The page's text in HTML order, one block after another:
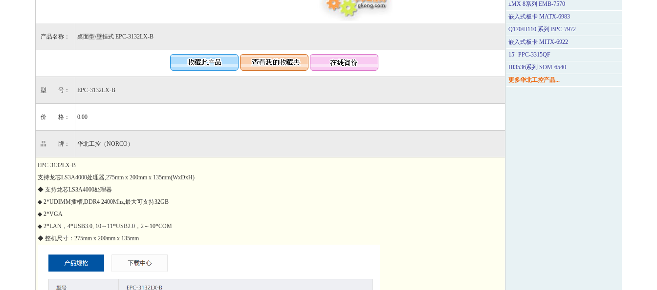
产品名称： 桌面型/壁挂式 EPC-3132LX-B
型 号： EPC-3132LX-B
价 格： 0.00
品 牌： 华北工控（NORCO）
EPC-3132LX-B
支持龙芯LS3A4000处理器,275mm x 200mm x 135mm(WxDxH)
◆ 支持龙芯LS3A4000处理器
◆ 2*UDIMM插槽,DDR4 2400Mhz,最大可支持32GB
◆ 2*VGA
◆ 2*LAN，4*USB3.0, 10～11*USB2.0，2～10*COM
◆ 整机尺寸：275mm x 200mm x 135mm
i.MX 8系列 EMB-7570
嵌入式板卡 MATX-6983
Q170/H110 系列 BPC-7972
嵌入式板卡 MITX-6922
15" PPC-3315QF
Hi3536系列 SOM-6540
更多华北工控产品...